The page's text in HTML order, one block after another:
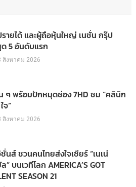
ายได้ และผู้ถือหุ้นใหญ่ เนชั่น กรุ๊ป
5 อันดับแรก
สิงหาคม 2026
ๆ พร้อมปักหมุดช่อง 7HD ชม “คลินิก
จ”
สิงหาคม 2026
นส์ ชวนคนไทยส่งใจเชียร์ “เนเน่
” บนเวทีโลก AMERICA’S GOT
SEASON 21